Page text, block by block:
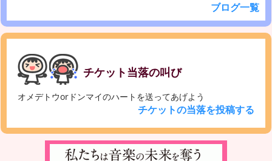
ブログ一覧
チケット当落の叫び
オメデトウorドンマイのハートを送ってあげよう
チケットの当落を投稿する